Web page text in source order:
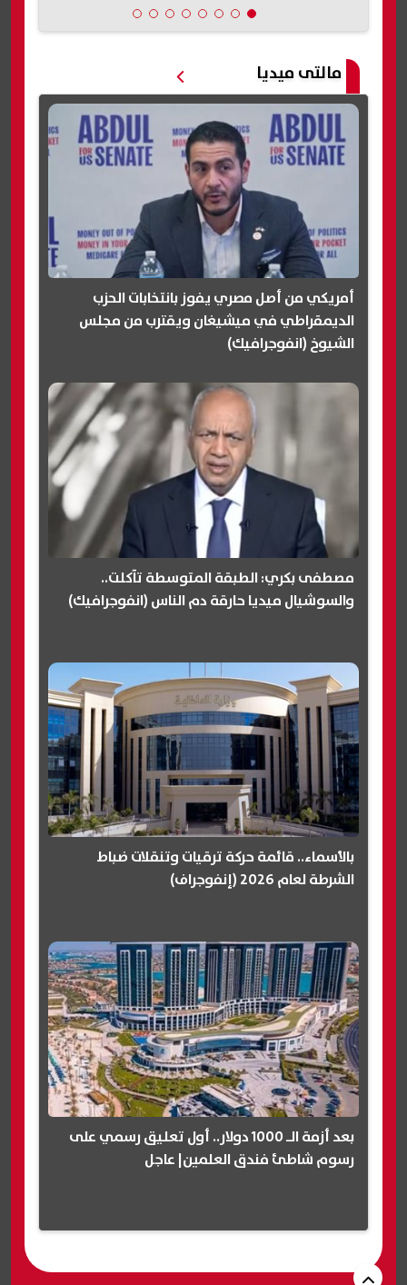
مالتى ميديا
أمريكي من أصل مصري يفوز بانتخابات الحزب
الديمقراطي في ميشيغان ويقترب من مجلس
الشيوخ (انفوجرافيك)
مصطفى بكري: الطبقة المتوسطة تآكلت..
والسوشيال ميديا حارقة دم الناس (انفوجرافيك)
بالأسماء.. قائمة حركة ترقيات وتنقلات ضباط
الشرطة لعام 2026 (إنفوجراف)
بعد أزمة الـ 1000 دولار.. أول تعليق رسمي على
رسوم شاطئ فندق العلمين| عاجل